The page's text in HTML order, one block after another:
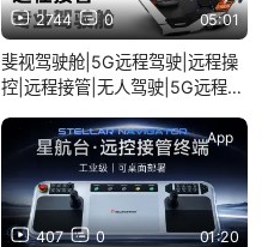
2744 0 05:01
斐视驾驶舱|5G远程驾驶|远程操
控|远程接管|无人驾驶|5G远程驾
407 0 01:20
App